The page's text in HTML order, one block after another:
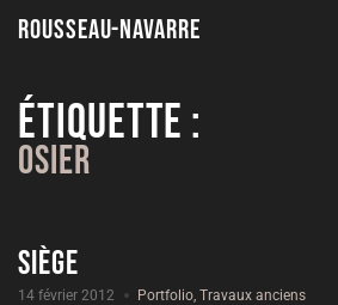
Rousseau-Navarre
Étiquette :
Osier
Siège
14 février 2012 Portfolio, Travaux anciens